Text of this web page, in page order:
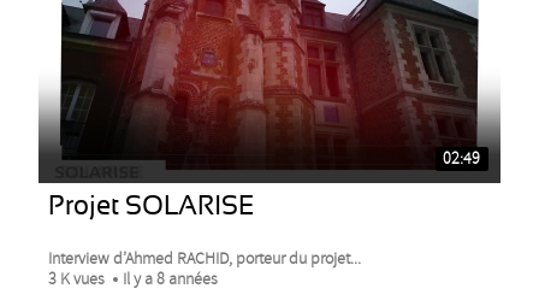
02:49
Projet SOLARISE
Interview d’Ahmed RACHID, porteur du projet...
3 K vues
Il y a 8 années